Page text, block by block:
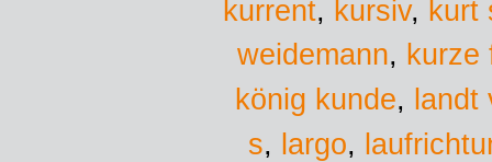
kurrent, kursiv, kurt
weidemann, kurze
könig kunde, landt
s, largo,